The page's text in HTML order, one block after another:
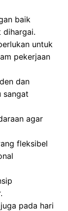
baik
dihargai.
untuk
pekerjaan
dan
sangat
agar
fleksibel
pada hari